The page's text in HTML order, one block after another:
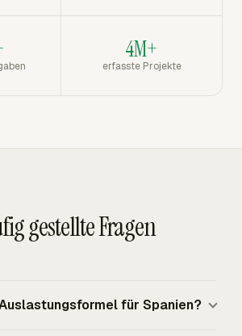
4M+
erfasste Projekte
gestellte Fragen
für Spanien?